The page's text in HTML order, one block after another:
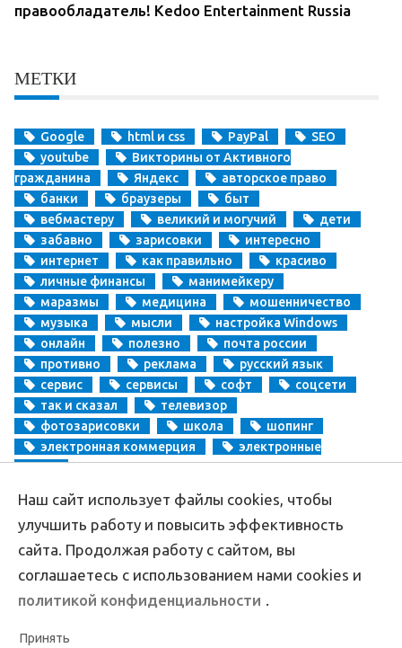
правообладатель! Kedoo Entertainment Russia
МЕТКИ
Google html и css PayPal
SEO
youtube
Викторины от Активного
гражданина
Яндекс
авторское право
банки
браузеры
быт
вебмастеру
великий и могучий
дети
забавно
зарисовки
интересно
интернет
как правильно
красиво
личные финансы
манимейкеру
маразмы
медицина
мошенничество
музыка
мысли
настройка Windows
онлайн
полезно
почта россии
противно
реклама
русский язык
сервис
сервисы софт
соцсети
так и сказал
телевизор
фотозарисовки
школа
шопинг
электронная коммерция
электронные
деньги
CopyrightAprikablog.ru © Все права защищены |Обратная связь
Наш сайт использует файлы cookies, чтобы
улучшить работу и повысить эффективность
сайта. Продолжая работу с сайтом, вы
соглашаетесь с использованием нами cookies и
политикой конфиденциальности .
Принять